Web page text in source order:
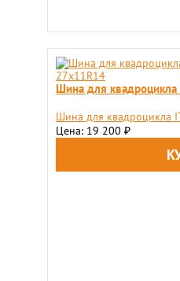
Шина для
Шина для квадроцикла
Цена: 19 200 ₽